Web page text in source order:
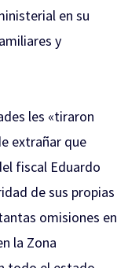
en su
y
les «tiraron
extrañar que
fiscal Eduardo
de sus propias
omisiones en
la Zona